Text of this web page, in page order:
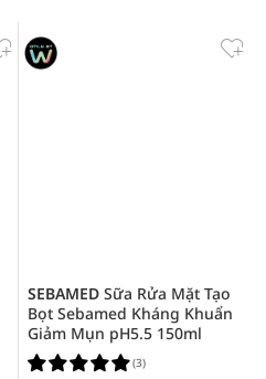
SEBAMED Sữa Rửa Mặt Tạo
Bọt Sebamed Kháng Khuẩn
Giảm Mụn pH5.5 150ml
(3)